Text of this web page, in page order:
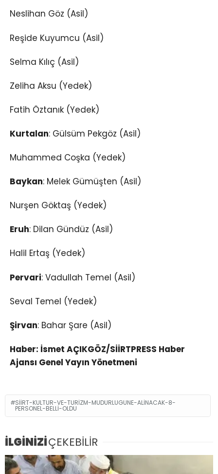
Neslihan Göz (Asil)
Reşide Kuyumcu (Asil)
Selma Kılıç (Asil)
Zeliha Aksu (Yedek)
Fatih Öztanık (Yedek)
Kurtalan: Gülsüm Pekgöz (Asil)
Muhammed Coşka (Yedek)
Baykan: Melek Gümüşten (Asil)
Nurşen Göktaş (Yedek)
Eruh: Dilan Gündüz (Asil)
Halil Ertaş (Yedek)
Pervari: Vadullah Temel (Asil)
Seval Temel (Yedek)
Şirvan: Bahar Şare (Asil)
Haber: İsmet AÇIKGÖZ/SİİRTPRESS Haber
Ajansı Genel Yayın Yönetmeni
SIIRT-KULTUR-VE-TURIZM-MUDURLUGUNE-ALINACAK-8-
PERSONEL-BELLI-OLDU
İLGİNİZİÇEKEBİLİR